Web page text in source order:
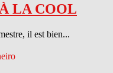
LA COOL
il est bien...